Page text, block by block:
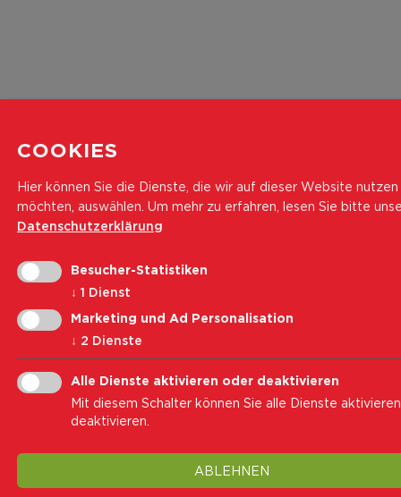
COOKIES
Hier können Sie die Dienste, die wir auf dieser Website nutzen
möchten, auswählen. Um mehr zu erfahren, lesen Sie bitte
Datenschutzerklärung
Besucher-Statistiken
↓ 1 Dienst
Marketing und Ad Personalisation
↓ 2 Dienste
Alle Dienste aktivieren oder deaktivieren
Mit diesem Schalter können Sie alle Dienste
deaktivieren.
ABLEHNEN